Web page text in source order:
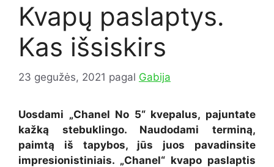
Kvapų paslaptys.
Kas išsiskirs
23 gegužės, 2021 pagal Gabija
Uosdami „Chanel No 5“ kvepalus, pajuntate
kažką stebuklingo. Naudodami terminą,
paimtą iš tapybos, jūs juos pavadinsite
impresionistiniais. „Chanel“ kvapo paslaptis